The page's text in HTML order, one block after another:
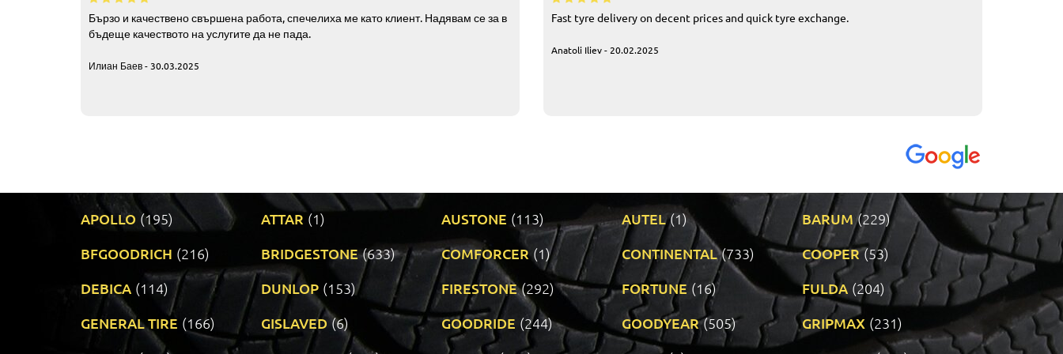
Бързо и качествено свършена работа, спечелиха ме като клиент. Надявам се за в
бъдеще качеството на услугите да не пада.
Илиан Баев - 30.03.2025
Fast tyre delivery on decent prices and quick tyre exchange.
Anatoli Iliev - 20.02.2025
APOLLO (195) ATTAR (1) AUSTONE (113) AUTEL (1) BARUM (229)
BFGOODRICH (216) BRIDGESTONE (633) COMFORCER (1) CONTINENTAL (733) COOPER (53)
DEBICA (114) DUNLOP (153) FIRESTONE (292) FORTUNE (16) FULDA (204)
GENERAL TIRE (166) GISLAVED (6) GOODRIDE (244) GOODYEAR (505) GRIPMAX (231)